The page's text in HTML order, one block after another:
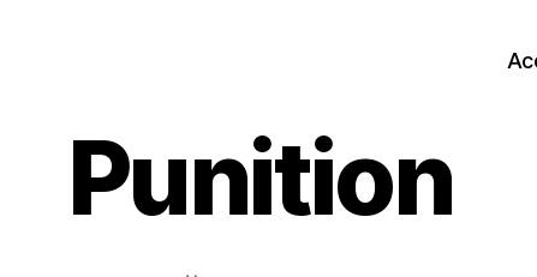
Punition